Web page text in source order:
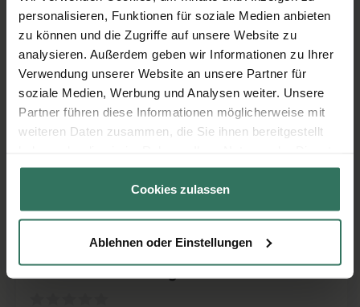
personalisieren, Funktionen für soziale Medien anbieten
zu können und die Zugriffe auf unsere Website zu
analysieren. Außerdem geben wir Informationen zu Ihrer
Verwendung unserer Website an unsere Partner für
soziale Medien, Werbung und Analysen weiter. Unsere
Partner führen diese Informationen möglicherweise mit
weiteren Daten zusammen, die Sie ihnen bereitgestellt
gesammelt haben.
Cookies zulassen
Ablehnen oder Einstellungen
Mühlentr. 8
29596 Stadensen
Rudolf Bollow Bestattungsinstitut
Schwade Bestattungen GmbH